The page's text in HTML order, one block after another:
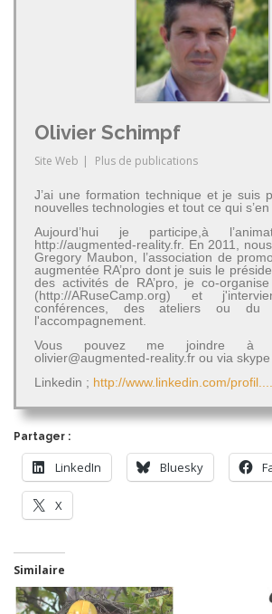
Olivier Schimpf
Site Web | Plus de publications
J’ai une formation technique et je suis
nouvelles technologies et tout ce qui s’en
Aujourd’hui je participe,à
http://augmented-reality.fr. En 2011,
Gregory Maubon, l’association de
augmentée RA’pro dont je suis le
des activités de RA’pro, je co-organise
(http://ARuseCamp.org) et
conférences, des ateliers ou du
l'accompagnement.
Vous pouvez me joindre à
olivier@augmented-reality.fr ou via skype
Linkedin ; http://www.linkedin.com/
Partager :
LinkedIn Bluesky
X
Similaire